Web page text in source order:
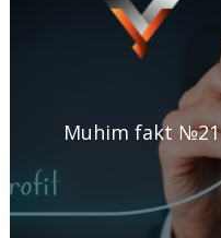
Muhim fakt №21